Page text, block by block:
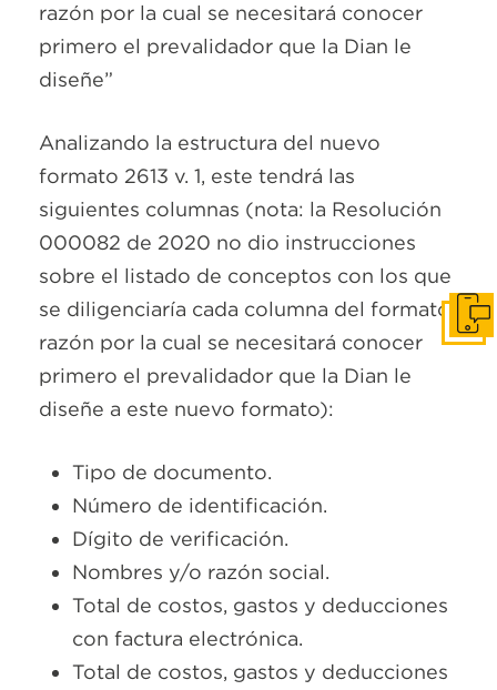
razón por la cual se necesitará conocer
primero el prevalidador que la Dian le
diseñe”
Analizando la estructura del nuevo
formato 2613 v. 1, este tendrá las
siguientes columnas (nota: la Resolución
000082 de 2020 no dio instrucciones
sobre el listado de conceptos con los que
se diligenciaría cada columna del formato,
razón por la cual se necesitará conocer
primero el prevalidador que la Dian le
diseñe a este nuevo formato):
Tipo de documento.
Número de identificación.
Dígito de verificación.
Nombres y/o razón social.
Total de costos, gastos y deducciones
con factura electrónica.
Total de costos, gastos y deducciones